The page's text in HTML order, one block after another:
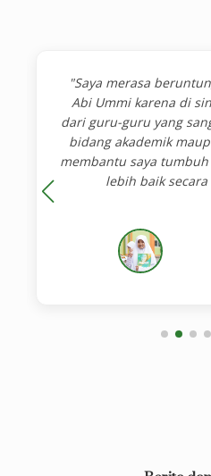
"Saya merasa
Abi Ummi karena di
dari guru-guru yang
bidang akademik
membantu saya
lebih baik